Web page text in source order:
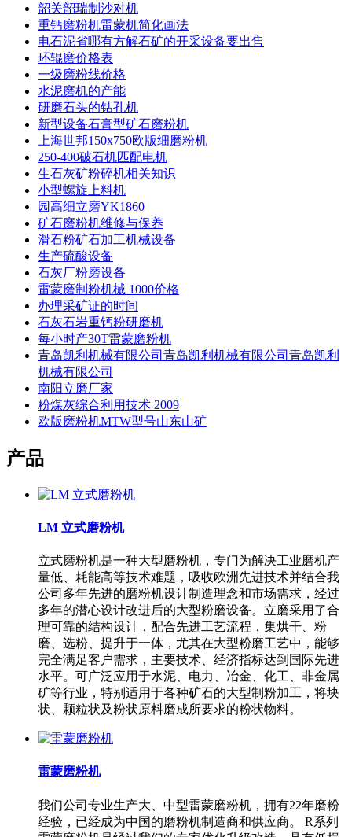
韶关韶瑞制沙对机
重钙磨粉机雷蒙机简化画法
电石泥省哪有方解石矿的开采设备要出售
环辊磨价格表
一级磨粉线价格
水泥磨机的产能
研磨石头的钻孔机
新型设备石膏型矿石磨粉机
上海世邦150x750欧版细磨粉机
250-400破石机匹配电机
生石灰矿粉碎机相关知识
小型螺旋上料机
园高细立磨YK1860
矿石磨粉机维修与保养
滑石粉矿石加工机械设备
生产硫酸设备
石灰厂粉磨设备
雷蒙磨制粉机械 1000价格
办理采矿证的时间
石灰石岩重钙粉研磨机
每小时产30T雷蒙磨粉机
青岛凯利机械有限公司青岛凯利机械有限公司青岛凯利
机械有限公司
南阳立磨厂家
粉煤灰综合利用技术 2009
欧版磨粉机MTW型号山东山矿
产品
LM 立式磨粉机
立式磨粉机是一种大型磨粉机，专门为解决工业磨机产
量低、耗能高等技术难题，吸收欧洲先进技术并结合我
公司多年先进的磨粉机设计制造理念和市场需求，经过
多年的潜心设计改进后的大型粉磨设备。立磨采用了合
理可靠的结构设计，配合先进工艺流程，集烘干、粉
磨、选粉、提升于一体，尤其在大型粉磨工艺中，能够
完全满足客户需求，主要技术、经济指标达到国际先进
水平。可广泛应用于水泥、电力、冶金、化工、非金属
矿等行业，特别适用于各种矿石的大型制粉加工，将块
状、颗粒状及粉状原料磨成所要求的粉状物料。
雷蒙磨粉机
我们公司专业生产大、中型雷蒙磨粉机，拥有22年磨粉
经验，已经成为中国的磨粉机制造商和供应商。 R系列